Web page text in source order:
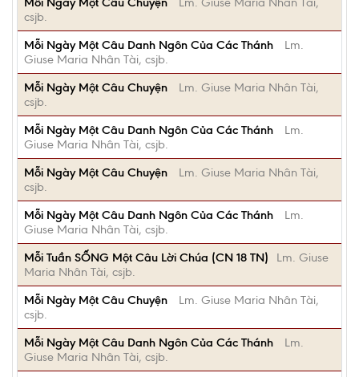
csjb.
Mỗi Ngày Một Câu Danh Ngôn Của Các Thánh
Lm.
Giuse Maria Nhân Tài, csjb.
Mỗi Ngày Một Câu Chuyện
Lm. Giuse Maria Nhân Tài,
csjb.
Mỗi Ngày Một Câu Danh Ngôn Của Các Thánh
Lm.
Giuse Maria Nhân Tài, csjb.
Mỗi Ngày Một Câu Chuyện
Lm. Giuse Maria Nhân Tài,
csjb.
Mỗi Ngày Một Câu Danh Ngôn Của Các Thánh
Lm.
Giuse Maria Nhân Tài, csjb.
Mỗi Tuần SỐNG Một Câu Lời Chúa (CN 18 TN)
Lm. Giuse
Maria Nhân Tài, csjb.
Mỗi Ngày Một Câu Chuyện
Lm. Giuse Maria Nhân Tài,
csjb.
Mỗi Ngày Một Câu Danh Ngôn Của Các Thánh
Lm.
Giuse Maria Nhân Tài, csjb.